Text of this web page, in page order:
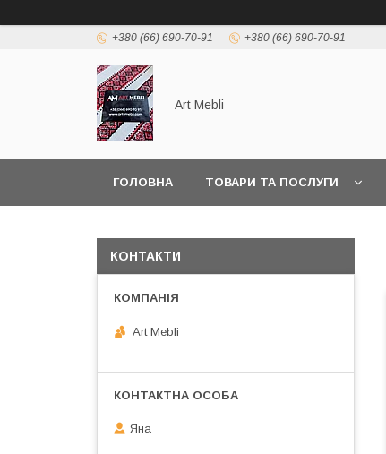
+380 (66) 690-70-91 +380 (66) 690-70-91
Art Mebli
ГОЛОВНА ТОВАРИ ТА ПОСЛУГИ
КОНТАКТИ
Art Mebli
Яна